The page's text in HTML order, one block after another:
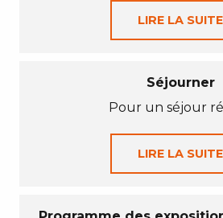
LIRE LA SUITE
Séjourner
Pour un séjour
LIRE LA SUITE